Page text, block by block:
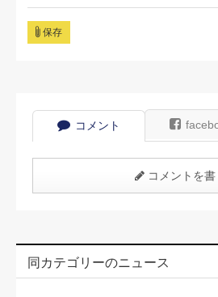
保存
コメント
コメントを書
同カテゴリーのニュース